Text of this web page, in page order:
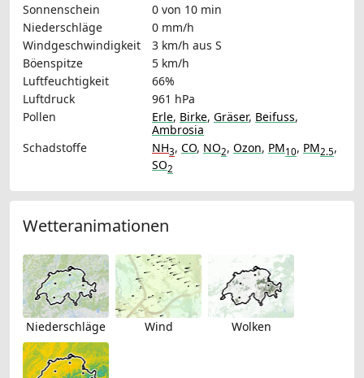
Sonnenschein
0 von 10 min
Niederschläge
0 mm/h
Windgeschwindigkeit
3 km/h aus S
Böenspitze
5 km/h
Luftfeuchtigkeit
66%
Luftdruck
961 hPa
Pollen
Erle, Birke, Gräser, Beifuss,
Ambrosia
Schadstoffe
NH3, CO, NO2, Ozon, PM10, PM2.5,
SO2
Wetteranimationen
Niederschläge Wind Wolken